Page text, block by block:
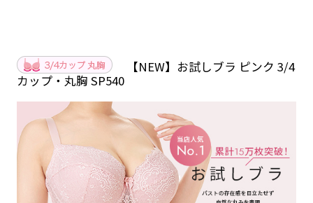
【NEW】お試しブラ ピンク 3/4
カップ・丸胸 SP540